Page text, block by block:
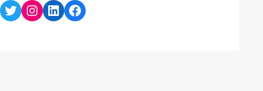
Twitter Instagram LinkedIn Facebook